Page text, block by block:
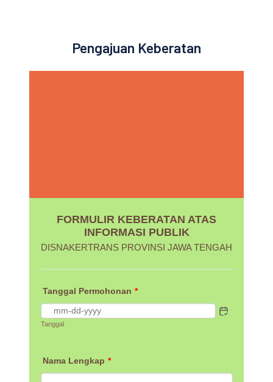
Pengajuan Keberatan